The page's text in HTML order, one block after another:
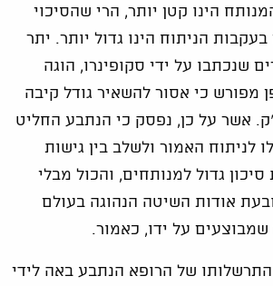
הינו קטן יותר, הרי שהסיכוי
הניתוח הינו גדול יותר. יתר
שנכתבו על ידי סקופינרו, הוגה
מפורש כי אסור להשאיר גודל קיבה
אשר על כן, נפסק כי הנתבע החליט
לניתוח האמור ולשלב בין גישות
גדול למנותחים, והכול מבלי
אודות השיטה הנהוגה בעולם
שמבוצעים על ידו, כאמור.
של הרופא הנתבע באה לידי